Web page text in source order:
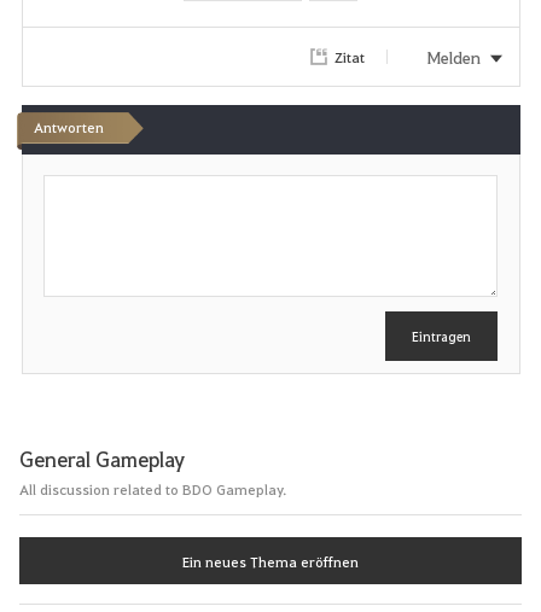
i
Zitat Melden
Antworten
b
Eintragen
General Gameplay
All discussion related to BDO Gameplay.
Ein neues Thema eröffnen